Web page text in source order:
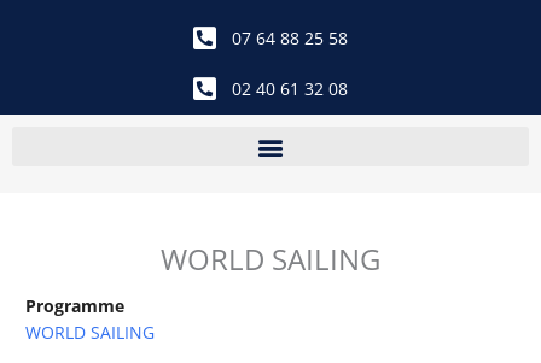
07 64 88 25 58
02 40 61 32 08
WORLD SAILING
Programme
WORLD SAILING